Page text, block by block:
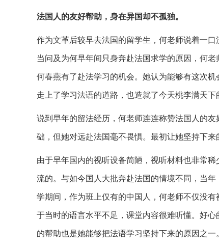
法国人的友好帮助，身在异国却不孤独。
作为文革后较早去法国的留学生，何老师说着一
当问及为何早年间只身奔赴法国求学的原因，何
何春燕有了赴法学习的机会。她认为能够有这次
走上了学习法语的道路，也造就了今天桃李满天下
说到早年的留法经历，何老师连连称赞法国人的
础，但她对远赴法国毫不畏惧。最初让她坚持下
由于早年国内的视听设备简陋，视听材料也非常
流的。与如今国人大批奔赴法国的情境不同，当
学期间，作为班上仅有的中国人，何老师不仅没
于当时的语言水平不足，课堂内容很难听懂。好
的帮助也是她能够把法语学习坚持下来的原因之一。